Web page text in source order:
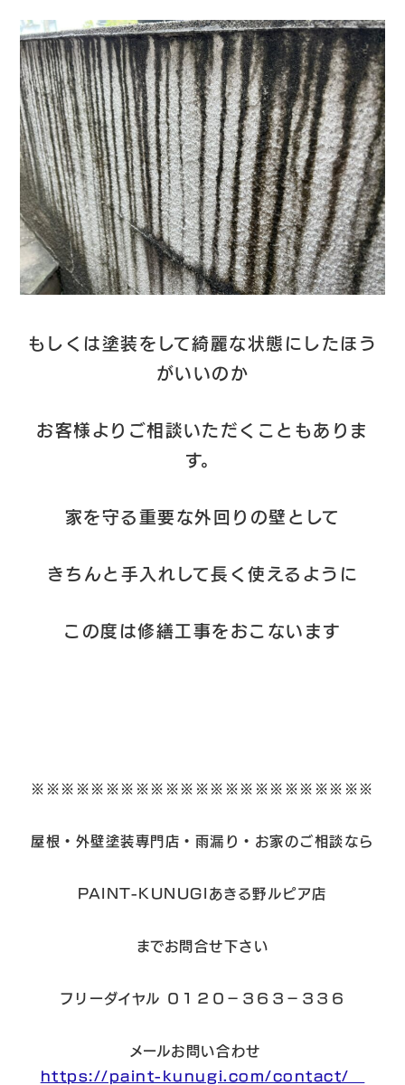
もしくは塗装をして綺麗な状態にしたほう
がいいのか
お客様よりご相談いただくこともありま
す。
家を守る重要な外回りの壁として
きちんと手入れして長く使えるように
この度は修繕工事をおこないます
※※※※※※※※※※※※※※※※※※※※※※※
屋根・外壁塗装専門店・雨漏り・お家のご相談なら
PAINT-KUNUGIあきる野ルピア店
までお問合せ下さい
フリーダイヤル ０１２０－３６３－３３６
メールお問い合わせ
https://paint-kunugi.com/contact/